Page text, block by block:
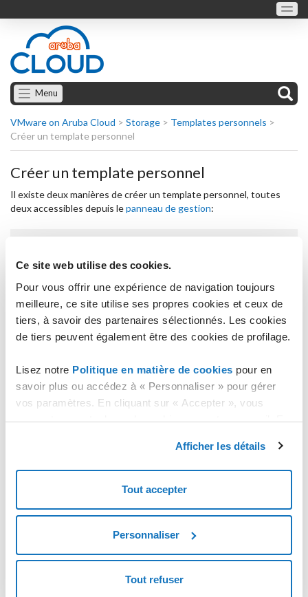
Ce site web utilise des cookies.
Pour vous offrir une expérience de navigation toujours
meilleure, ce site utilise ses propres cookies et ceux de
tiers, à savoir des partenaires sélectionnés. Les cookies
de tiers peuvent également être des cookies de profilage.
Lisez notre Politique en matière de cookies pour en
savoir plus ou accédez à « Personnaliser » pour gérer
vos paramètres. En cliquant sur « Accepter », vous
consentez au stockage de cookies sur votre appareil. En
stockage des cookies nécessaires.
Afficher les détails
Tout accepter
Personnaliser
Tout refuser
Menu
VMware on Aruba Cloud > Storage > Templates personnels >
Créer un template personnel
Créer un template personnel
Il existe deux manières de créer un template personnel, toutes
deux accessibles depuis lepanneau de gestion:
Créer un template personnel depuis un serveur Cloud